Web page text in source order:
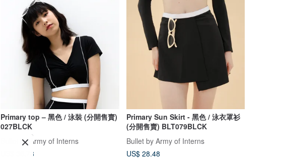
Primary top – 黑色 / 泳裝 (分開售賣)
027BLCK
Bullet by Army of Interns
US$ 36.73
Primary Sun Skirt - 黑色 / 泳衣罩衫
(分開售賣) BLT079BLCK
Bullet by Army of Interns
US$ 28.48